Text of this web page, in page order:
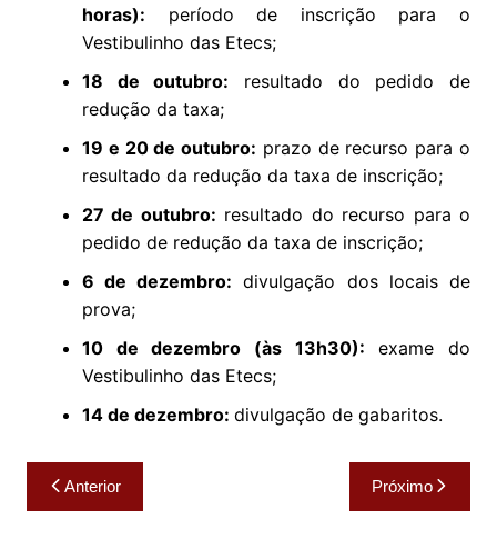
horas): período de inscrição para o
Vestibulinho das Etecs;
18 de outubro: resultado do pedido de
redução da taxa;
19 e 20 de outubro: prazo de recurso para o
resultado da redução da taxa de inscrição;
27 de outubro: resultado do recurso para o
pedido de redução da taxa de inscrição;
6 de dezembro: divulgação dos locais de
prova;
10 de dezembro (às 13h30): exame do
Vestibulinho das Etecs;
14 de dezembro: divulgação de gabaritos.
Navegação
de
Anterior Próximo